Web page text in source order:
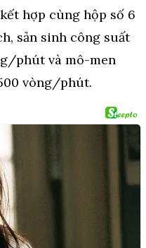
hợp cùng hộp số 6
sản sinh công suất
phút và mô-men
vòng/phút.